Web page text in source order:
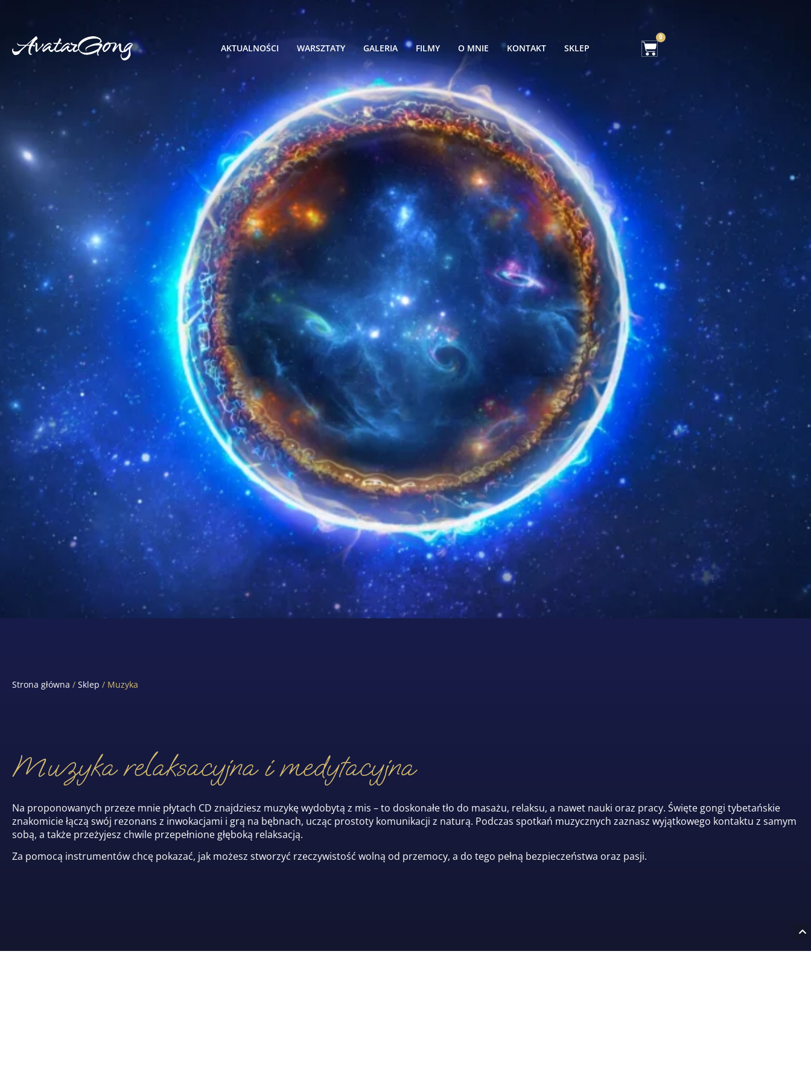
AKTUALNOŚCI WARSZTATY GALERIA FILMY O MNIE KONTAKT SKLEP
0
Strona główna / Sklep / Muzyka
Muzyka relaksacyjna i medytacyjna
Na proponowanych przeze mnie płytach CD znajdziesz muzykę wydobytą z mis – to doskonałe tło do masażu, relaksu, a nawet nauki oraz pracy. Święte gongi tybetańskie
znakomicie łączą swój rezonans z inwokacjami i grą na bębnach, ucząc prostoty komunikacji z naturą. Podczas spotkań muzycznych zaznasz wyjątkowego kontaktu z samym
sobą, a także przeżyjesz chwile przepełnione głęboką relaksacją.
Za pomocą instrumentów chcę pokazać, jak możesz stworzyć rzeczywistość wolną od przemocy, a do tego pełną bezpieczeństwa oraz pasji.